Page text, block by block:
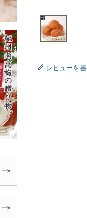
レビューを